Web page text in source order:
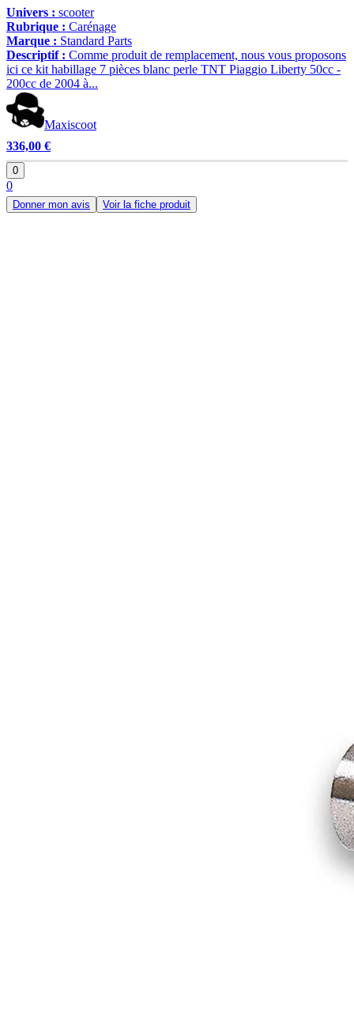
Univers : scooter
Rubrique : Carénage
Marque : Standard Parts
Descriptif : Comme produit de remplacement, nous vous proposons
ici ce kit habillage 7 pièces blanc perle TNT Piaggio Liberty 50cc -
200cc de 2004 à...
Maxiscoot
336,00 €
0
0
Donner mon avis Voir la fiche produit